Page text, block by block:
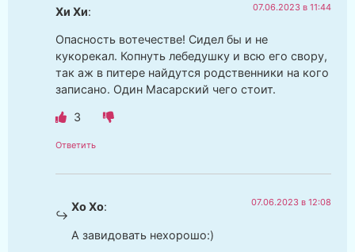
Хи Хи: 07.06.2023 в 11:44
Опасность вотечестве! Сидел бы и не
кукорекал. Копнуть лебедушку и всю его свору,
так аж в питере найдутся родственники на кого
записано. Один Масарский чего стоит.
3
Ответить
Хо Хо: 07.06.2023 в 12:08
А завидовать нехорошо:)